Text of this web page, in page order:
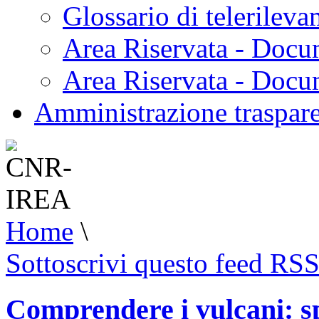
Glossario di
Area Riservata -
Area Riservata -
Amministrazione
Home \
Sottoscrivi questo feed RSS
Comprendere i vulcani: